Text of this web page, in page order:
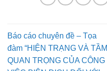
Báo cáo chuyên đề – Tọa
đàm “HIỆN TRẠNG VÀ TẦM
QUAN TRỌNG CỦA CÔNG